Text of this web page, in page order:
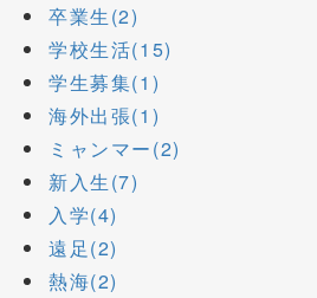
卒業生(2)
学校生活(15)
学生募集(1)
海外出張(1)
ミャンマー(2)
新入生(7)
入学(4)
遠足(2)
熱海(2)